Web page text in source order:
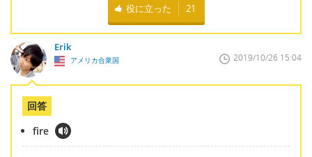
役に立った 21
Erik
アメリカ合衆国 2019/10/26 15:04
回答
fire